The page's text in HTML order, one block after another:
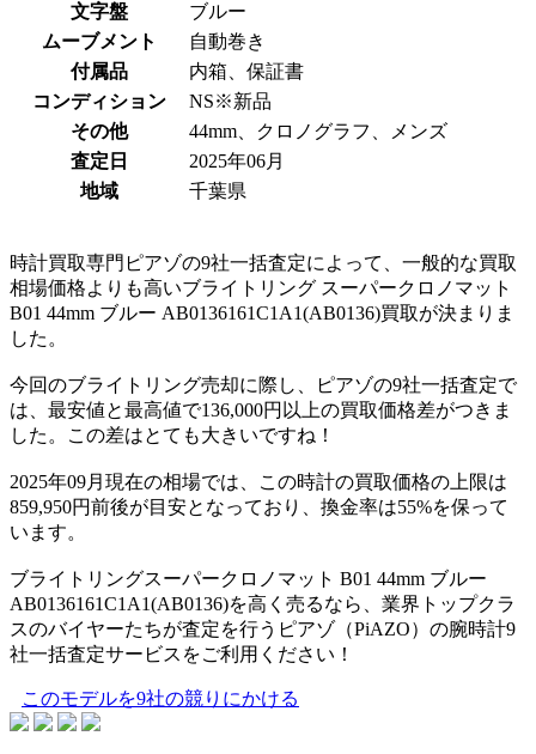
文字盤
ブルー
ムーブメント
自動巻き
付属品
内箱、保証書
コンディション
NS※新品
その他
44mm、クロノグラフ、メンズ
査定日
2025年06月
地域
千葉県
時計買取専門ピアゾの9社一括査定によって、一般的な買取
相場価格よりも高いブライトリング スーパークロノマット
B01 44mm ブルー AB0136161C1A1(AB0136)買取が決まりま
した。
今回のブライトリング売却に際し、ピアゾの9社一括査定で
は、最安値と最高値で136,000円以上の買取価格差がつきま
した。この差はとても大きいですね！
2025年09月現在の相場では、この時計の買取価格の上限は
859,950円前後が目安となっており、換金率は55%を保って
います。
ブライトリングスーパークロノマット B01 44mm ブルー
AB0136161C1A1(AB0136)を高く売るなら、業界トップクラ
スのバイヤーたちが査定を行うピアゾ（PiAZO）の腕時計9
社一括査定サービスをご利用ください！
このモデルを9社の競りにかける